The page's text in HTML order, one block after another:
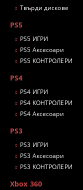
Твърди дискове
PS5
PS5 ИГРИ
PS5 Аксесоари
PS5 КОНТРОЛЕРИ
PS4
PS4 ИГРИ
PS4 КОНТРОЛЕРИ
PS4 Аксесоари
PS3
PS3 ИГРИ
PS3 Аксесоари
PS3 КОНТРОЛЕРИ
Xbox 360